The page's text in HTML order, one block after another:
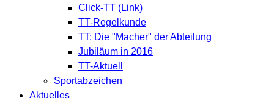
Click-TT (Link)
TT-Regelkunde
TT: Die "Macher" der Abteilung
Jubiläum in 2016
TT-Aktuell
Sportabzeichen
Aktuelles